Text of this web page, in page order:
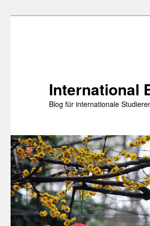
International
Blog für internationale